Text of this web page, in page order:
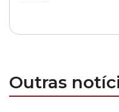
Outras